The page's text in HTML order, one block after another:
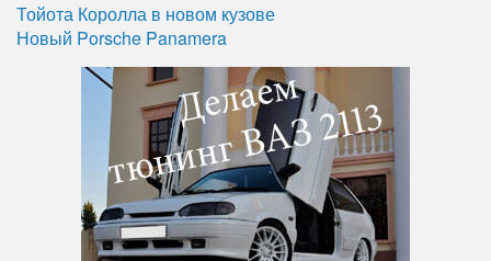
Тойота Королла в новом кузове
Новый Porsche Panamera